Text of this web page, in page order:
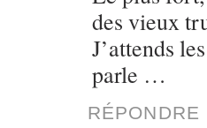
des vieux
J’attends
parle …
RÉPONDRE